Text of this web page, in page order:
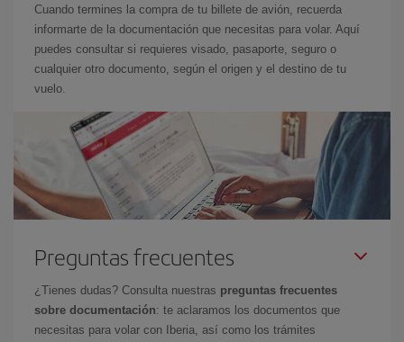
Cuando termines la compra de tu billete de avión, recuerda
informarte de la documentación que necesitas para volar. Aquí
puedes consultar si requieres visado, pasaporte, seguro o
cualquier otro documento, según el origen y el destino de tu
vuelo.
Preguntas frecuentes
¿Tienes dudas? Consulta nuestras preguntas frecuentes
sobre documentación: te aclaramos los documentos que
necesitas para volar con Iberia, así como los trámites